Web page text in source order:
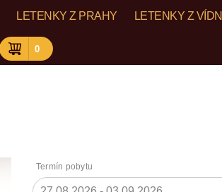
LETENKY Z PRAHY LETENKY Z
0
Termín pobytu